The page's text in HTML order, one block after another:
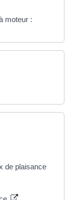
moteur :
de plaisance